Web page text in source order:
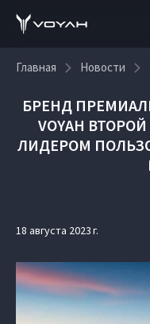
Главная Новости
БРЕНД
VOYAH
ЛИДЕРОМ
18 августа 2023 г.